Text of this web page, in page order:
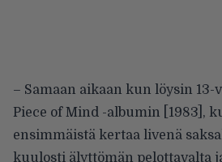
– Samaan aikaan kun löysin
Piece of Mind -albumin [1983],
ensimmäistä kertaa livenä
kuulosti älyttömän pelottavalta